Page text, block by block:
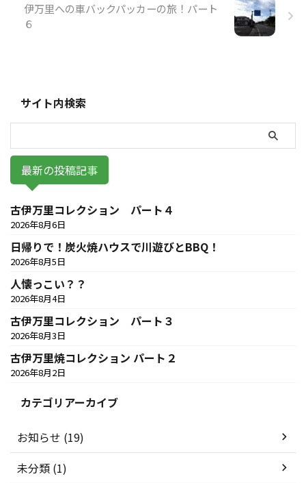
伊万里への車バックパッカーの旅！パート
６
サイト内検索
最新の投稿記事
古伊万里コレクション パート４
2026年8月6日
日帰りで！炭火焼ハウスで川遊びとBBQ！
2026年8月5日
人懐っこい？？
2026年8月4日
古伊万里コレクション パート３
2026年8月3日
古伊万里焼コレクション パート２
2026年8月2日
カテゴリアーカイブ
お知らせ (19)
未分類 (1)